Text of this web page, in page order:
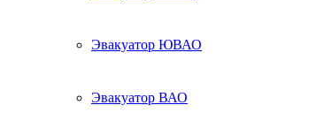
Эвакуатор ЮВАО
Эвакуатор ВАО